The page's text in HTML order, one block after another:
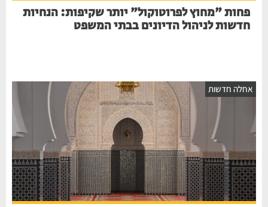
פחות "מחוץ לפרוטוקול" יותר שקיפות: הנחיות
חדשות לניהול הדיונים בבתי המשפט
חדשות